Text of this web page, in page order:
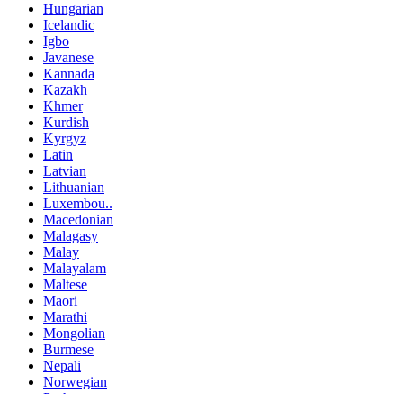
Hungarian
Icelandic
Igbo
Javanese
Kannada
Kazakh
Khmer
Kurdish
Kyrgyz
Latin
Latvian
Lithuanian
Luxembou..
Macedonian
Malagasy
Malay
Malayalam
Maltese
Maori
Marathi
Mongolian
Burmese
Nepali
Norwegian